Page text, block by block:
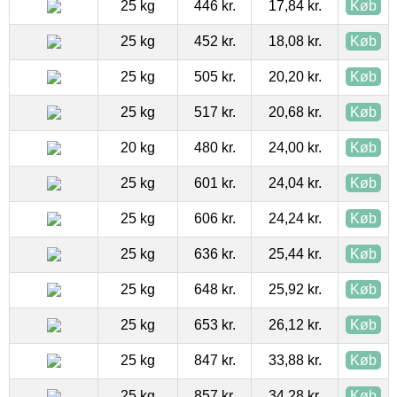
25 kg 446 kr. 17,84 kr. Køb
25 kg 452 kr. 18,08 kr. Køb
25 kg 505 kr. 20,20 kr. Køb
25 kg 517 kr. 20,68 kr. Køb
20 kg 480 kr. 24,00 kr. Køb
25 kg 601 kr. 24,04 kr. Køb
25 kg 606 kr. 24,24 kr. Køb
25 kg 636 kr. 25,44 kr. Køb
25 kg 648 kr. 25,92 kr. Køb
25 kg 653 kr. 26,12 kr. Køb
25 kg 847 kr. 33,88 kr. Køb